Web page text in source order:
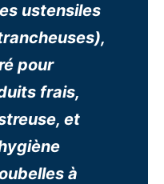
ustensiles
pour
frais,
et
à